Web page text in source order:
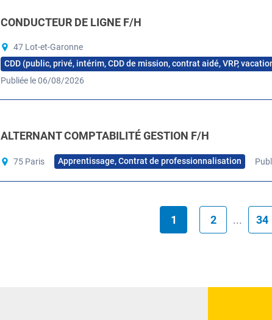
CONDUCTEUR DE LIGNE F/H
47 Lot-et-Garonne
CDD (public, privé, intérim, CDD de mission, contrat aidé, VRP,
Publiée le 06/08/2026
ALTERNANT COMPTABILITÉ GESTION F/H
75 Paris Apprentissage, Contrat de professionnalisation
1 2 ... 34